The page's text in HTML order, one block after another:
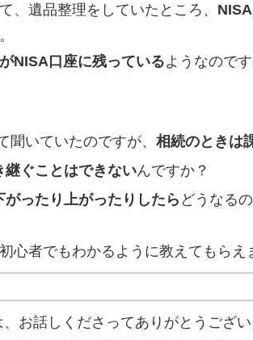
、遺品整理をしていたところ、
NISA口座に残っているようなので
聞いていたのですが、 相続のときは
継ぐことはできないんですか？
がったり上がったりしたら どうなる
心者でもわかるように教えてもらえ
お話しくださってありがとうござい